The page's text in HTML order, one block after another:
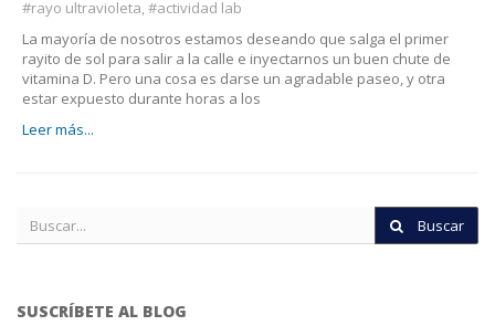
#rayo ultravioleta, #actividad lab
La mayoría de nosotros estamos deseando que salga el primer
rayito de sol para salir a la calle e inyectarnos un buen chute de
vitamina D. Pero una cosa es darse un agradable paseo, y otra
estar expuesto durante horas a los
Leer más...
Buscar
SUSCRÍBETE AL BLOG